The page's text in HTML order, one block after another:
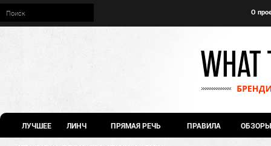
О
ЛУЧШЕЕ ЛИНЧ ПРЯМАЯ РЕЧЬ ПРАВИЛА ОБЗОРЫ